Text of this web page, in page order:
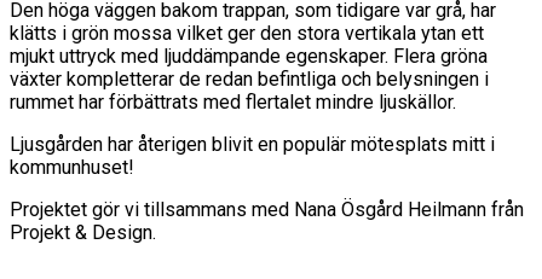
Den höga väggen bakom trappan, som tidigare var grå, har
klätts i grön mossa vilket ger den stora vertikala ytan ett
mjukt uttryck med ljuddämpande egenskaper. Flera gröna
växter kompletterar de redan befintliga och belysningen i
rummet har förbättrats med flertalet mindre ljuskällor.
Ljusgården har återigen blivit en populär mötesplats mitt i
kommunhuset!
Projektet gör vi tillsammans med Nana Ösgård Heilmann från
Projekt & Design.